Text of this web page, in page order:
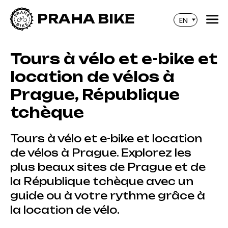
PRAHA BIKE
Tours à vélo et e-bike et
location de vélos à
Prague, République
tchèque
Tours à vélo et e-bike et location
de vélos à Prague. Explorez les
plus beaux sites de Prague et de
la République tchèque avec un
guide ou à votre rythme grâce à
la location de vélo.